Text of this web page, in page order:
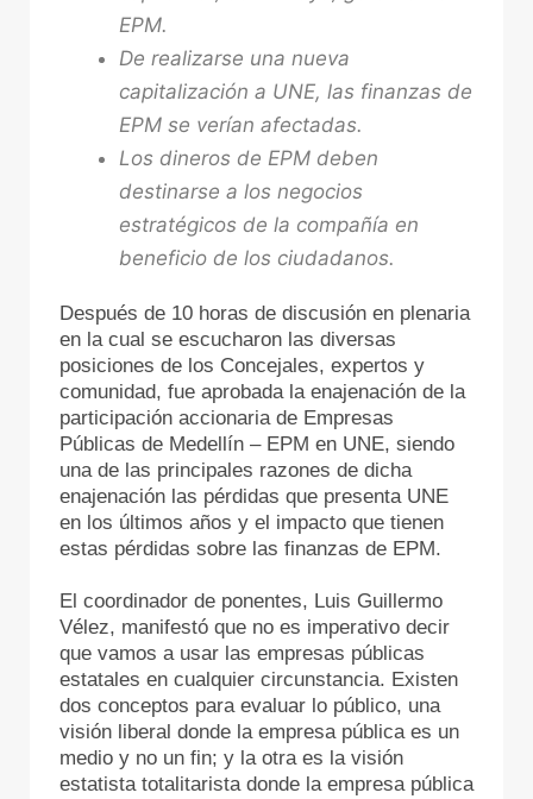
EPM.
De realizarse una nueva
capitalización a UNE, las finanzas de
EPM se verían afectadas.
Los dineros de EPM deben
destinarse a los negocios
estratégicos de la compañía en
beneficio de los ciudadanos.
Después de 10 horas de discusión en plenaria
en la cual se escucharon las diversas
posiciones de los Concejales, expertos y
comunidad, fue aprobada la enajenación de la
participación accionaria de Empresas
Públicas de Medellín – EPM en UNE, siendo
una de las principales razones de dicha
enajenación las pérdidas que presenta UNE
en los últimos años y el impacto que tienen
estas pérdidas sobre las finanzas de EPM.
El coordinador de ponentes, Luis Guillermo
Vélez, manifestó que no es imperativo decir
que vamos a usar las empresas públicas
estatales en cualquier circunstancia. Existen
dos conceptos para evaluar lo público, una
visión liberal donde la empresa pública es un
medio y no un fin; y la otra es la visión
estatista totalitarista donde la empresa pública